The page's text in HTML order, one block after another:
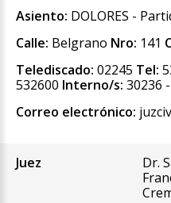
Asiento: DOLORES -
Calle: Belgrano Nro: 141
Telediscado: 02245 Tel:
532600 Interno/s: 30236 -
Correo electrónico:
Juez
Dr.